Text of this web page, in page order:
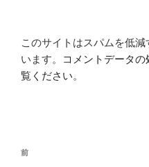
このサイトはスパムを低
います。
コメントデータ
覧ください。
投
前
前